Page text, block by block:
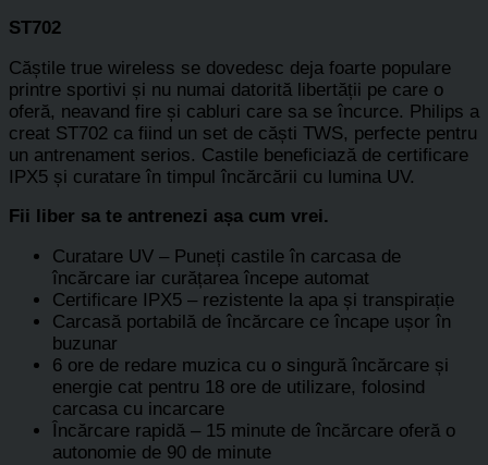
ST702
Căștile true wireless se dovedesc deja foarte populare
printre sportivi și nu numai datorită libertății pe care o
oferă, neavand fire și cabluri care sa se încurce. Philips a
creat ST702 ca fiind un set de căști TWS, perfecte pentru
un antrenament serios. Castile beneficiază de certificare
IPX5 și curatare în timpul încărcării cu lumina UV.
Fii liber sa te antrenezi așa cum vrei.
Curatare UV – Puneți castile în carcasa de
încărcare iar curățarea începe automat
Certificare IPX5 – rezistente la apa și transpirație
Carcasă portabilă de încărcare ce încape ușor în
buzunar
6 ore de redare muzica cu o singură încărcare și
energie cat pentru 18 ore de utilizare, folosind
carcasa cu incarcare
Încărcare rapidă – 15 minute de încărcare oferă o
autonomie de 90 de minute